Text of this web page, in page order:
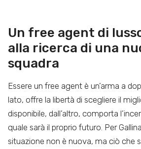
Un free agent di
alla ricerca di una
squadra
Essere un free agent è un’arma a
lato, offre la libertà di scegliere il
disponibile, dall’altro, comporta
quale sarà il proprio futuro. Per
situazione non è nuova, ma ciò che